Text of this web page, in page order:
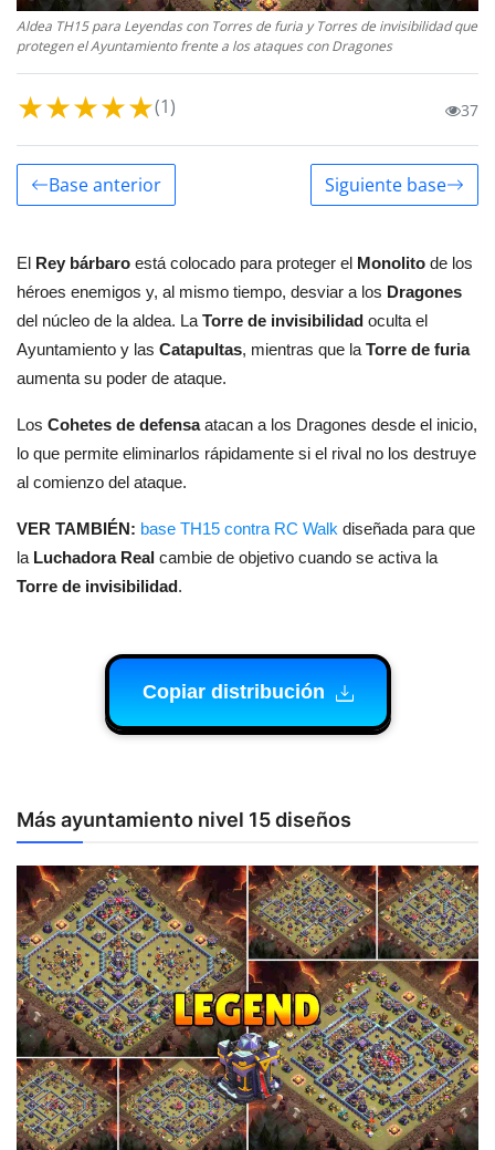
Aldea TH15 para Leyendas con Torres de furia y Torres de invisibilidad que
protegen el Ayuntamiento frente a los ataques con Dragones
★★★★★(1) 37
Base anterior Siguiente base
El Rey bárbaro está colocado para proteger el Monolito de los
héroes enemigos y, al mismo tiempo, desviar a los Dragones
del núcleo de la aldea. La Torre de invisibilidad oculta el
Ayuntamiento y las Catapultas, mientras que la Torre de furia
aumenta su poder de ataque.
Los Cohetes de defensaatacan a los Dragones desde el inicio,
lo que permite eliminarlos rápidamente si el rival no los destruye
al comienzo del ataque.
VER TAMBIÉN: base TH15 contra RC Walk diseñada para que
la Luchadora Real cambie de objetivo cuando se activa la
Torre de invisibilidad.
Copiar distribución
Más ayuntamiento nivel 15 diseños